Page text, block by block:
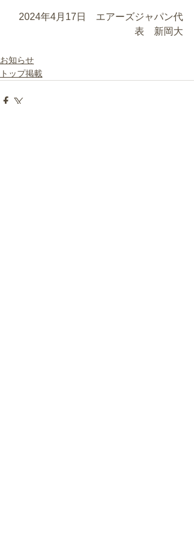
2024年4月17日　エアーズジャパン代
表　新岡大
お知らせ
トップ掲載